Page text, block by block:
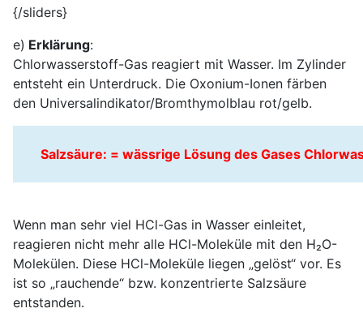
{/sliders}
e) Erklärung:
Chlorwasserstoff-Gas reagiert mit Wasser. Im Zylinder
entsteht ein Unterdruck. Die Oxonium-Ionen färben
den Universalindikator/Bromthymolblau rot/gelb.
Salzsäure: = wässrige Lösung des Gases
Wenn man sehr viel HCl-Gas in Wasser einleitet,
reagieren nicht mehr alle HCl-Moleküle mit den H₂O-
Molekülen. Diese HCl-Moleküle liegen „gelöst“ vor. Es
ist so „rauchende“ bzw. konzentrierte Salzsäure
entstanden.